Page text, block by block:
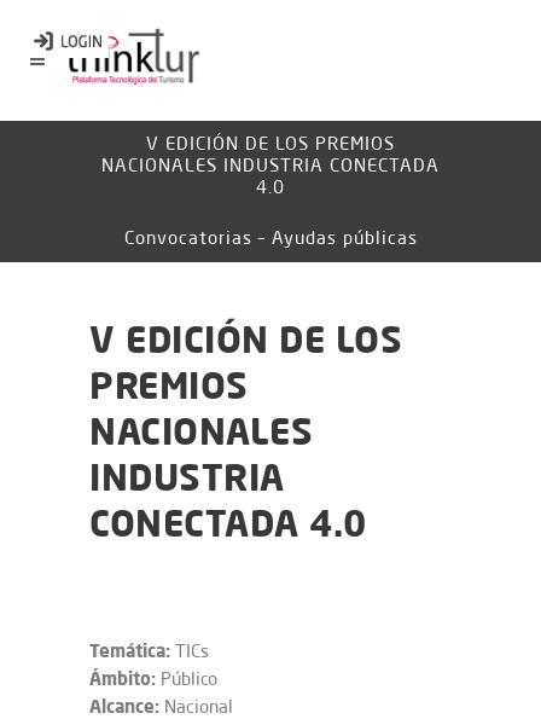
V EDICIÓN DE LOS PREMIOS
NACIONALES INDUSTRIA CONECTADA
4.0
Convocatorias – Ayudas públicas
V EDICIÓN DE LOS
PREMIOS
NACIONALES
INDUSTRIA
CONECTADA 4.0
Temática: TICs
Ámbito: Público
Alcance: Nacional